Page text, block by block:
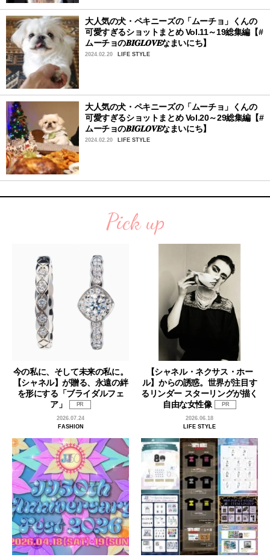
大人気の犬・ペキニーズの「ムーチョ」くんの
可愛すぎるショットまとめ Vol.11～19総集編【#
ムーチョの𝑩𝑰𝑮𝑳𝑶𝑽𝑬なまいにち】
2024.02.20 LIFE STYLE
大人気の犬・ペキニーズの「ムーチョ」くんの
可愛すぎるショットまとめ Vol.20～29総集編【#
ムーチョの𝑩𝑰𝑮𝑳𝑶𝑽𝑬なまいにち】
2024.02.20 LIFE STYLE
Pick up
今の私に、そして未来の私に。
【シャネル】が贈る、永遠の絆
を形にする「ブライダルフェ
ア」
PR
2026.07.24
FASHION
【シャネル・ネクサス・ホー
ル】からの誘惑。世界が注目す
るリンダー スターリングが描く
自由な女性像
PR
2026.06.18
LIFE STYLE